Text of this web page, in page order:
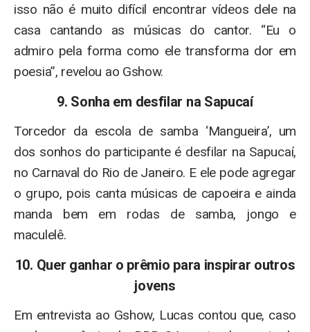
isso não é muito difícil encontrar vídeos dele na
casa cantando as músicas do cantor. “Eu o
admiro pela forma como ele transforma dor em
poesia”, revelou ao Gshow.
9. Sonha em desfilar na Sapucaí
Torcedor da escola de samba ‘Mangueira’, um
dos sonhos do participante é desfilar na Sapucaí,
no Carnaval do Rio de Janeiro. E ele pode agregar
o grupo, pois canta músicas de capoeira e ainda
manda bem em rodas de samba, jongo e
maculelê.
10. Quer ganhar o prêmio para inspirar outros
jovens
Em entrevista ao Gshow, Lucas contou que, caso